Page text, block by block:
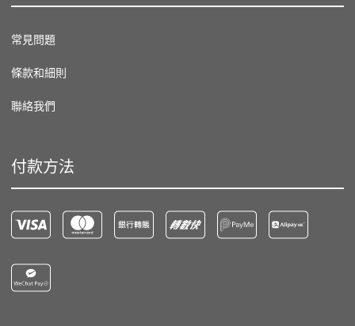
常見問題
條款和細則
聯絡我們
付款方法